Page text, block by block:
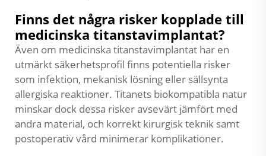
Finns det några risker kopplade till
medicinska titanstavimplantat?
Även om medicinska titanstavimplantat har en
utmärkt säkerhetsprofil finns potentiella risker
som infektion, mekanisk lösning eller sällsynta
allergiska reaktioner. Titanets biokompatibla natur
minskar dock dessa risker avsevärt jämfört med
andra material, och korrekt kirurgisk teknik samt
postoperativ vård minimerar komplikationer.